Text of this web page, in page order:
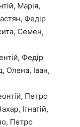
Марія,
Федір
Семен,
Федір
Олена, Іван,
Петро
Ігнатій,
Петро